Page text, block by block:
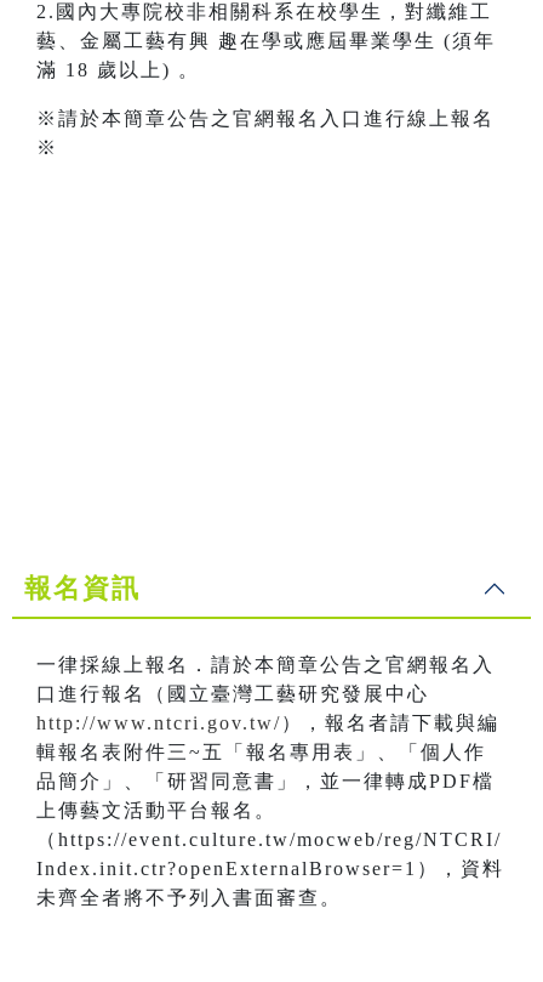
2.國內大專院校非相關科系在校學生，對纖維工
藝、金屬工藝有興 趣在學或應屆畢業學生 (須年
滿 18 歲以上) 。
※請於本簡章公告之官網報名入口進行線上報名
※
報名資訊
一律採線上報名．請於本簡章公告之官網報名入
口進行報名（國立臺灣工藝研究發展中心
http://www.ntcri.gov.tw/），報名者請下載與編
輯報名表附件三~五「報名專用表」、「個人作
品簡介」、「研習同意書」，並一律轉成PDF檔
上傳藝文活動平台報名。
（https://event.culture.tw/mocweb/reg/NTCRI/
Index.init.ctr?openExternalBrowser=1），資料
未齊全者將不予列入書面審查。